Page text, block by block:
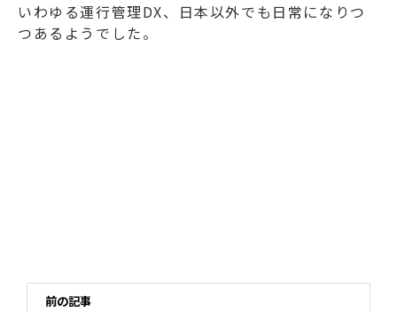
いわゆる運行管理DX、日本以外でも日常になりつ
つあるようでした。
前の記事